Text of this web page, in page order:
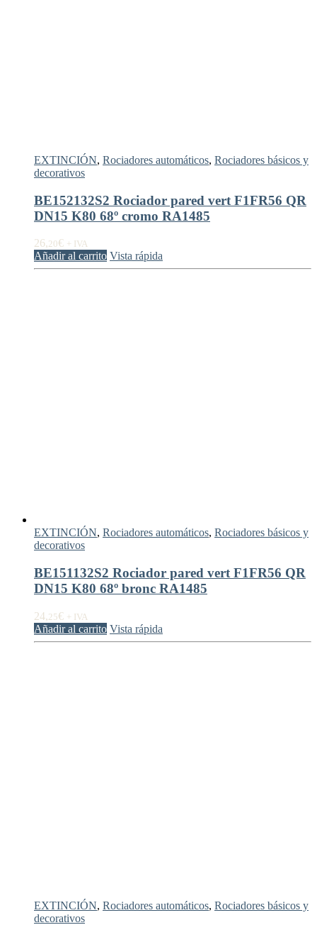
EXTINCIÓN, Rociadores automáticos, Rociadores básicos y
decorativos
BE152132S2 Rociador pared vert F1FR56 QR
DN15 K80 68º cromo RA1485
26,20€ + IVA
Añadir al carrito Vista rápida
EXTINCIÓN, Rociadores automáticos, Rociadores básicos y
decorativos
BE151132S2 Rociador pared vert F1FR56 QR
DN15 K80 68º bronc RA1485
24,25€ + IVA
Añadir al carrito Vista rápida
EXTINCIÓN, Rociadores automáticos, Rociadores básicos y
decorativos